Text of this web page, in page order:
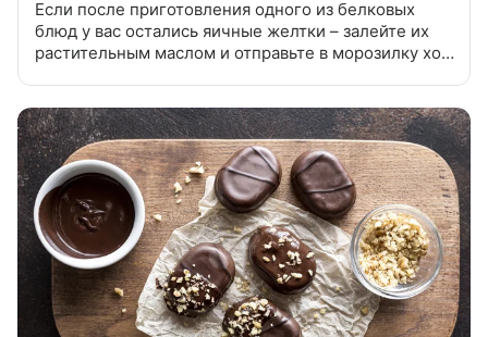
Если после приготовления одного из белковых
блюд у вас остались яичные желтки – залейте их
растительным маслом и отправьте в морозилку хотя